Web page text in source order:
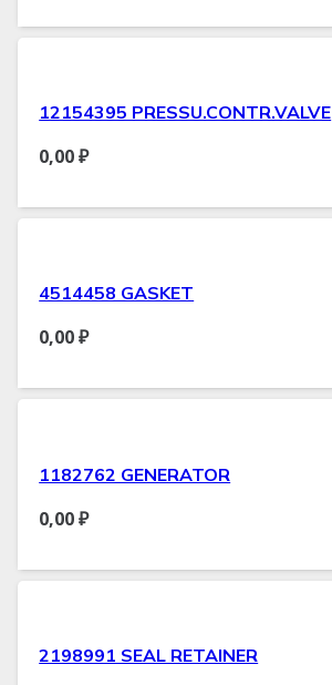
12154395 PRESSU.CONTR.VALVE
0,00₽
4514458 GASKET
0,00₽
1182762 GENERATOR
0,00₽
2198991 SEAL RETAINER